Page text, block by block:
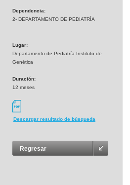
Dependencia:
2- DEPARTAMENTO DE PEDIATRÍA
Lugar:
Departamento de Pediatría Instituto de
Genética
Duración:
12 meses
Descargar resultado de búsqueda
Regresar